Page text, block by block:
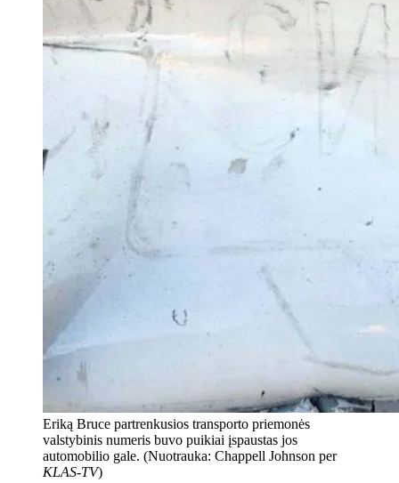
Eriką Bruce partrenkusios transporto priemonės
valstybinis numeris buvo puikiai įspaustas jos
automobilio gale. (Nuotrauka: Chappell Johnson per
KLAS-TV)